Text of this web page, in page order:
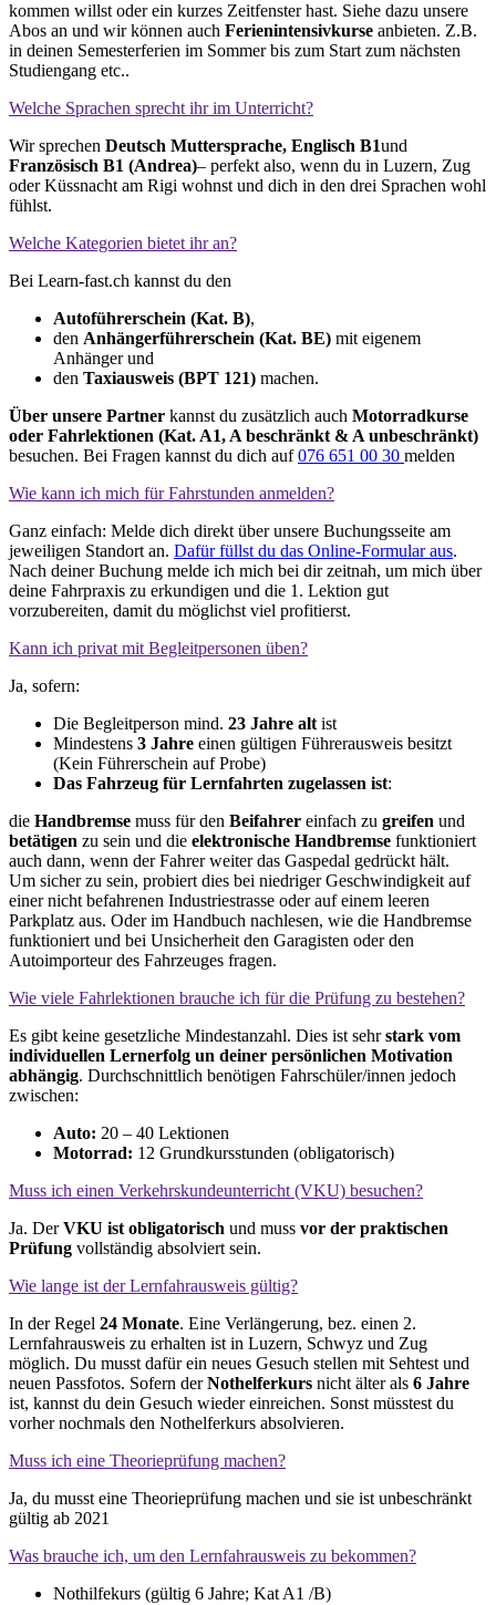
kommen willst oder ein kurzes Zeitfenster hast. Siehe dazu unsere
Abos an und wir können auch Ferienintensivkurse anbieten. Z.B.
in deinen Semesterferien im Sommer bis zum Start zum nächsten
Studiengang etc..
Welche Sprachen sprecht ihr im Unterricht?
Wir sprechen Deutsch Muttersprache, Englisch B1und
Französisch B1 (Andrea)– perfekt also, wenn du in Luzern, Zug
oder Küssnacht am Rigi wohnst und dich in den drei Sprachen wohl
fühlst.
Welche Kategorien bietet ihr an?
Bei Learn-fast.ch kannst du den
Autoführerschein (Kat. B),
den Anhängerführerschein (Kat. BE) mit eigenem
Anhänger und
den Taxiausweis (BPT 121) machen.
Über unsere Partner kannst du zusätzlich auch Motorradkurse
oder Fahrlektionen (Kat. A1, A beschränkt & A unbeschränkt)
besuchen. Bei Fragen kannst du dich auf076 651 00 30 melden
Wie kann ich mich für Fahrstunden anmelden?
Ganz einfach: Melde dich direkt über unsere Buchungsseite am
jeweiligen Standort an. Dafür füllst du das Online-Formular aus.
Nach deiner Buchung melde ich mich bei dir zeitnah, um mich über
deine Fahrpraxis zu erkundigen und die 1. Lektion gut
vorzubereiten, damit du möglichst viel profitierst.
Kann ich privat mit Begleitpersonen üben?
Ja, sofern:
Die Begleitperson mind. 23 Jahre alt ist
Mindestens 3 Jahre einen gültigen Führerausweis besitzt
(Kein Führerschein auf Probe)
Das Fahrzeug für Lernfahrten zugelassen ist:
die Handbremse muss für den Beifahrer einfach zu greifen und
betätigen zu sein und die elektronische Handbremse funktioniert
auch dann, wenn der Fahrer weiter das Gaspedal gedrückt hält.
Um sicher zu sein, probiert dies bei niedriger Geschwindigkeit auf
einer nicht befahrenen Industriestrasse oder auf einem leeren
Parkplatz aus. Oder im Handbuch nachlesen, wie die Handbremse
funktioniert und bei Unsicherheit den Garagisten oder den
Autoimporteur des Fahrzeuges fragen.
Wie viele Fahrlektionen brauche ich für die Prüfung zu bestehen?
Es gibt keine gesetzliche Mindestanzahl. Dies ist sehrstark vom
individuellen Lernerfolg un deiner persönlichen Motivation
abhängig. Durchschnittlich benötigen Fahrschüler/innen jedoch
zwischen:
Auto: 20 – 40 Lektionen
Motorrad: 12 Grundkursstunden (obligatorisch)
Muss ich einen Verkehrskundeunterricht (VKU) besuchen?
Ja. DerVKU ist obligatorisch und muss vor der praktischen
Prüfung vollständig absolviert sein.
Wie lange ist der Lernfahrausweis gültig?
In der Regel 24 Monate. Eine Verlängerung, bez. einen 2.
Lernfahrausweis zu erhalten ist in Luzern, Schwyz und Zug
möglich. Du musst dafür ein neues Gesuch stellen mit Sehtest und
neuen Passfotos. Sofern derNothelferkurs nicht älter als 6 Jahre
ist, kannst du dein Gesuch wieder einreichen. Sonst müsstest du
vorher nochmals den Nothelferkurs absolvieren.
Muss ich eine Theorieprüfung machen?
Ja, du musst eine Theorieprüfung machen und sie ist unbeschränkt
gültig ab 2021
Was brauche ich, um den Lernfahrausweis zu bekommen?
Nothilfekurs (gültig 6 Jahre; Kat A1 /B)